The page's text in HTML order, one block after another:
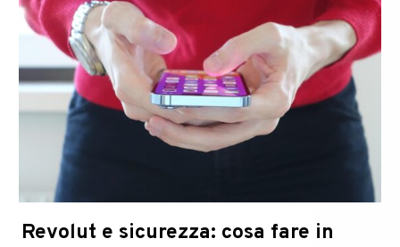
Revolut e sicurezza: cosa fare in